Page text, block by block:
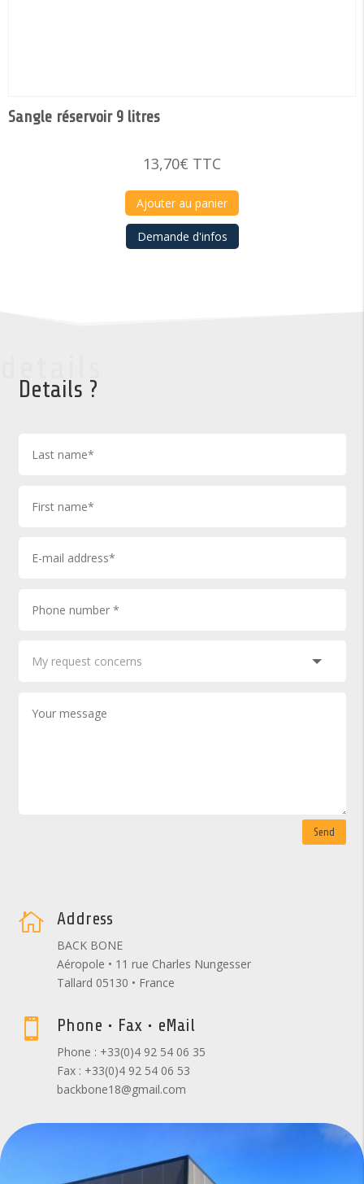
Sangle réservoir 9 litres
13,70€ TTC
Ajouter au panier
Demande d'infos
Details ?
Send
 Address
BACK BONE
Aéropole • 11 rue Charles Nungesser
Tallard 05130 • France
 Phone • Fax • eMail
Phone : +33(0)4 92 54 06 35
Fax : +33(0)4 92 54 06 53
backbone18@gmail.com